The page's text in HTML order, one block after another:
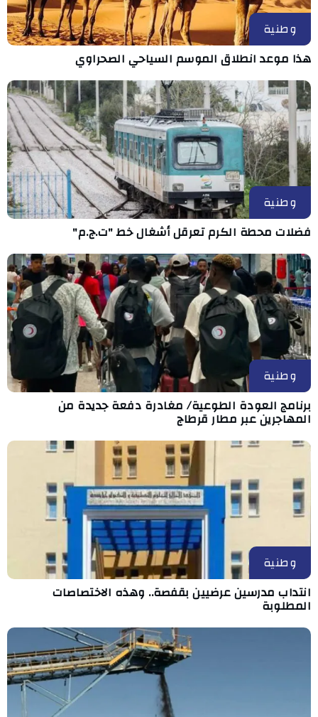
وطنية
هذا موعد انطلاق الموسم السياحي الصحراوي
وطنية
فضلات محطة الكرم تعرقل أشغال خط "ت.ج.م"
وطنية
برنامج العودة الطوعية/ مغادرة دفعة جديدة من
المهاجرين عبر مطار قرطاج
وطنية
انتداب مدرسين عرضيين بقفصة.. وهذه الاختصاصات
المطلوبة